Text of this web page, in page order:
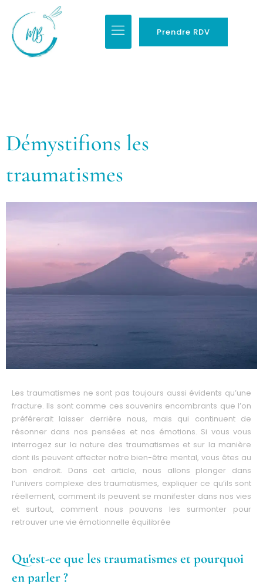
Prendre RDV
Démystifions les
traumatismes
Les traumatismes ne sont pas toujours aussi évidents qu’une
fracture. Ils sont comme ces souvenirs encombrants que l’on
préférerait laisser derrière nous, mais qui continuent de
résonner dans nos pensées et nos émotions. Si vous vous
interrogez sur la nature des traumatismes et sur la manière
dont ils peuvent affecter notre bien-être mental, vous êtes au
bon endroit. Dans cet article, nous allons plonger dans
l’univers complexe des traumatismes, expliquer ce qu’ils sont
réellement, comment ils peuvent se manifester dans nos vies
et surtout, comment nous pouvons les surmonter pour
retrouver une vie émotionnelle équilibrée
Qu'est-ce que les traumatismes et pourquoi
en parler ?